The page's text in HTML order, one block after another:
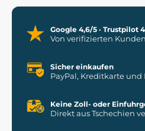
Google 4,6/5 · Trustpilot
Von verifizierten
Sicher einkaufen
PayPal, Kreditkarte und
Keine Zoll- oder
Direkt aus Tschechien